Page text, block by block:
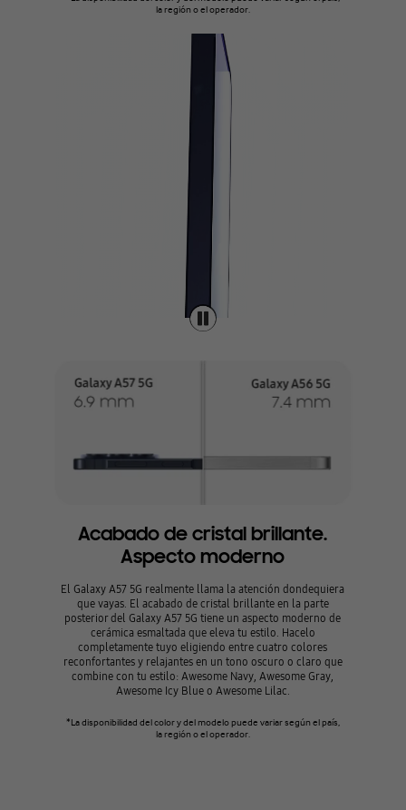
la región o el operador.
Acabado de cristal brillante.
Aspecto moderno
El Galaxy A57 5G realmente llama la atención dondequiera
que vayas. El acabado de cristal brillante en la parte
posterior del Galaxy A57 5G tiene un aspecto moderno de
cerámica esmaltada que eleva tu estilo. Hacelo
completamente tuyo eligiendo entre cuatro colores
reconfortantes y relajantes en un tono oscuro o claro que
combine con tu estilo: Awesome Navy, Awesome Gray,
Awesome Icy Blue o Awesome Lilac.
*La disponibilidad del color y del modelo puede variar según el país,
la región o el operador.